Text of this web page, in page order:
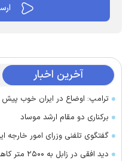
آخرین اخبار
ترامپ: اوضاع در ایران خوب
برکناری دو مقام ارشد موساد
گفتگوی تلفنی وزرای امور خارجه
دید افقی در زابل به ۲۵۰۰ متر کاهش یافت